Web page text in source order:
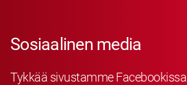
Sosiaalinen media
Tykkää sivustamme Facebookissa